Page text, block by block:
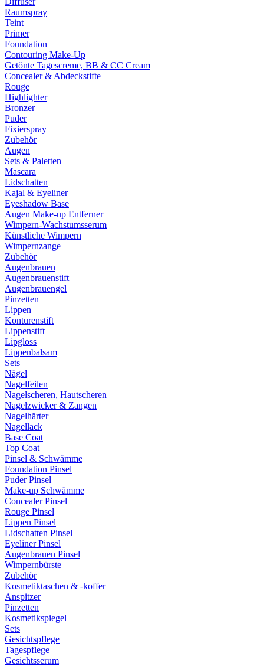
Raumspray
Teint
Primer
Foundation
Contouring Make-Up
Getönte Tagescreme, BB & CC Cream
Concealer & Abdeckstifte
Rouge
Highlighter
Bronzer
Puder
Fixierspray
Zubehör
Augen
Sets & Paletten
Mascara
Lidschatten
Kajal & Eyeliner
Eyeshadow Base
Augen Make-up Entferner
Wimpern-Wachstumsserum
Künstliche Wimpern
Wimpernzange
Zubehör
Augenbrauen
Augenbrauenstift
Augenbrauengel
Pinzetten
Lippen
Konturenstift
Lippenstift
Lipgloss
Lippenbalsam
Sets
Nägel
Nagelfeilen
Nagelscheren, Hautscheren
Nagelzwicker & Zangen
Nagelhärter
Nagellack
Base Coat
Top Coat
Pinsel & Schwämme
Foundation Pinsel
Puder Pinsel
Make-up Schwämme
Concealer Pinsel
Rouge Pinsel
Lippen Pinsel
Lidschatten Pinsel
Eyeliner Pinsel
Augenbrauen Pinsel
Wimpernbürste
Zubehör
Kosmetiktaschen & -koffer
Anspitzer
Pinzetten
Kosmetikspiegel
Sets
Gesichtspflege
Tagespflege
Gesichtsserum